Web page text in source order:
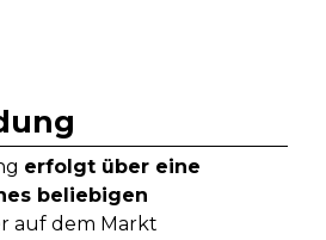
erfolgt über eine
beliebigen
auf dem Markt